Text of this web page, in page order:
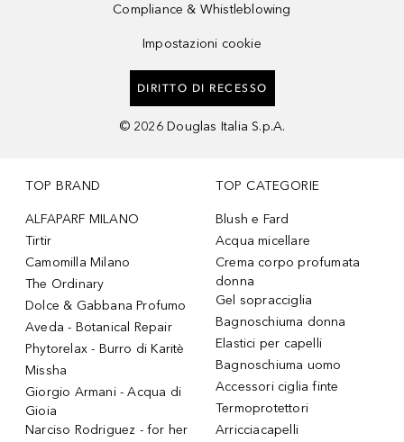
Compliance & Whistleblowing
Impostazioni cookie
DIRITTO DI RECESSO
© 2026 Douglas Italia S.p.A.
TOP BRAND
ALFAPARF MILANO
Tirtir
Camomilla Milano
The Ordinary
Dolce & Gabbana Profumo
Aveda - Botanical Repair
Phytorelax - Burro di Karitè
Missha
Giorgio Armani - Acqua di
Gioia
Narciso Rodriguez - for her
TOP CATEGORIE
Blush e Fard
Acqua micellare
Crema corpo profumata
donna
Gel sopracciglia
Bagnoschiuma donna
Elastici per capelli
Bagnoschiuma uomo
Accessori ciglia finte
Termoprotettori
Arricciacapelli